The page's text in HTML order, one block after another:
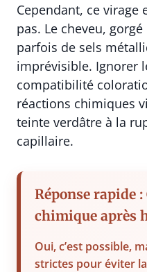
Cependant, ce virage
pas. Le cheveu,
parfois de sels
imprévisible. Ignorer
compatibilité
réactions chimiques
teinte verdâtre à la
capillaire.
Réponse rapide
chimique après
Oui, c’est possible,
strictes pour éviter